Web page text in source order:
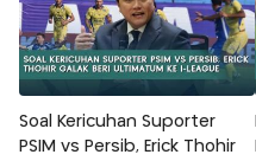
Soal Kericuhan Suporter
PSIM vs Persib, Erick Thohir